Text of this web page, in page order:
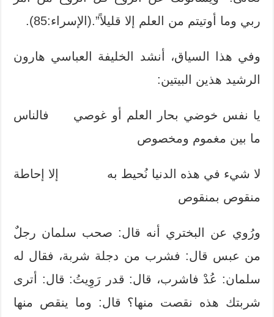
ربي وما أوتيتم من العلم إلا قليلاً”.(الإسراء:85).
وفي هذا السياق، أنشد الخليفة العباسي هارون
الرشيد هذين البيتين:
يا نفس خوضي بحار العلم أو غوصي فالناس
ما بين مغموم ومخصوص
لا شيء في هذه الدنيا نُحيط به إلا إحاطة
منقوص بمنقوص
ورُوي عن البختري أنه قال: صحب سلمان رجلٌ
من عبس قال: فشرب من دجلة شربة، فقال له
سلمان: عُدْ فاشرب، قال: قدر رَوِيتُ: قال: أترى
شربتك هذه نقصت منها؟ قال: وما ينقص منها